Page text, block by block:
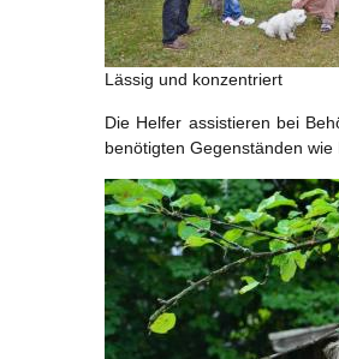
Lässig und konzentriert
Die Helfer assistieren bei
benötigten Gegenständen